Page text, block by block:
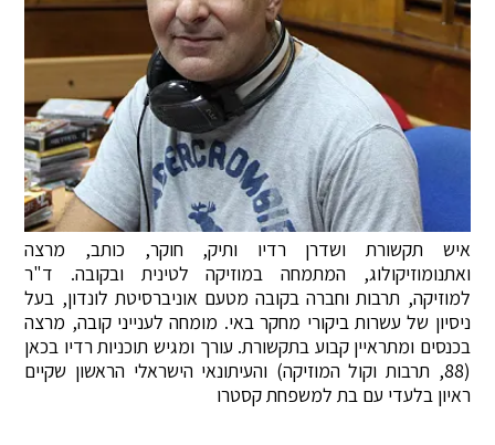
איש תקשורת ושדרן רדיו ותיק, חוקר, כותב, מרצה
ואתנומוזיקולוג, המתמחה במוזיקה לטינית ובקובה. ד"ר
למוזיקה, תרבות וחברה בקובה מטעם אוניברסיטת לונדון, בעל
ניסיון של עשרות ביקורי מחקר באי. מומחה לענייני קובה, מרצה
בכנסים ומתראיין קבוע בתקשורת. עורך ומגיש תוכניות רדיו בכאן
(88, תרבות וקול המוזיקה) והעיתונאי הישראלי הראשון שקיים
ראיון בלעדי עם בת למשפחת קסטרו